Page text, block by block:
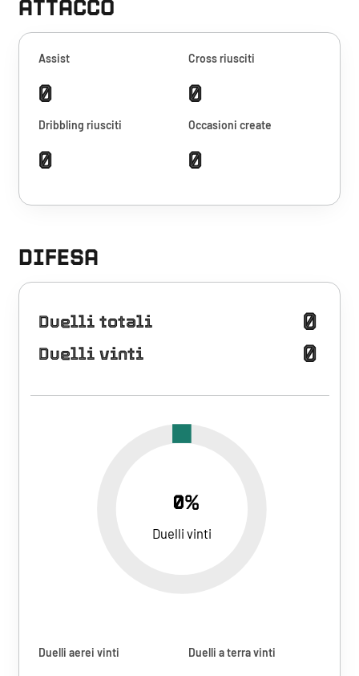
ATTACCO
Assist
0
Cross riusciti
0
Dribbling riusciti
0
Occasioni create
0
DIFESA
Duelli totali 0
Duelli vinti 0
0%
Duelli vinti
Duelli aerei vinti Duelli a terra vinti